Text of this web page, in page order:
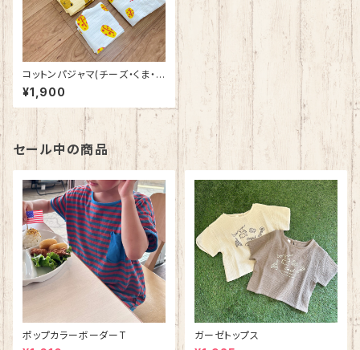
コットンパジャマ(チーズ・くま・
雲)
¥1,900
セール中の商品
ポップカラーボーダーT ガーゼトップス